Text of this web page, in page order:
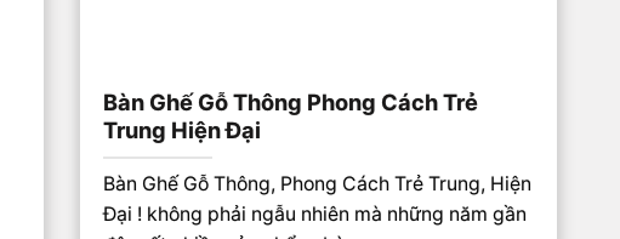
Bàn Ghế Gỗ Thông Phong Cách Trẻ
Trung Hiện Đại
Bàn Ghế Gỗ Thông, Phong Cách Trẻ Trung, Hiện
Đại ! không phải ngẫu nhiên mà những năm gần